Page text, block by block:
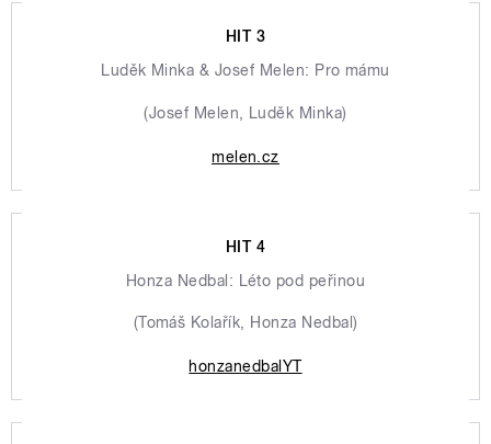
HIT 3
Luděk Minka & Josef Melen: Pro mámu
(Josef Melen, Luděk Minka)
melen.cz
HIT 4
Honza Nedbal: Léto pod peřinou
(Tomáš Kolařík, Honza Nedbal)
honzanedbalYT